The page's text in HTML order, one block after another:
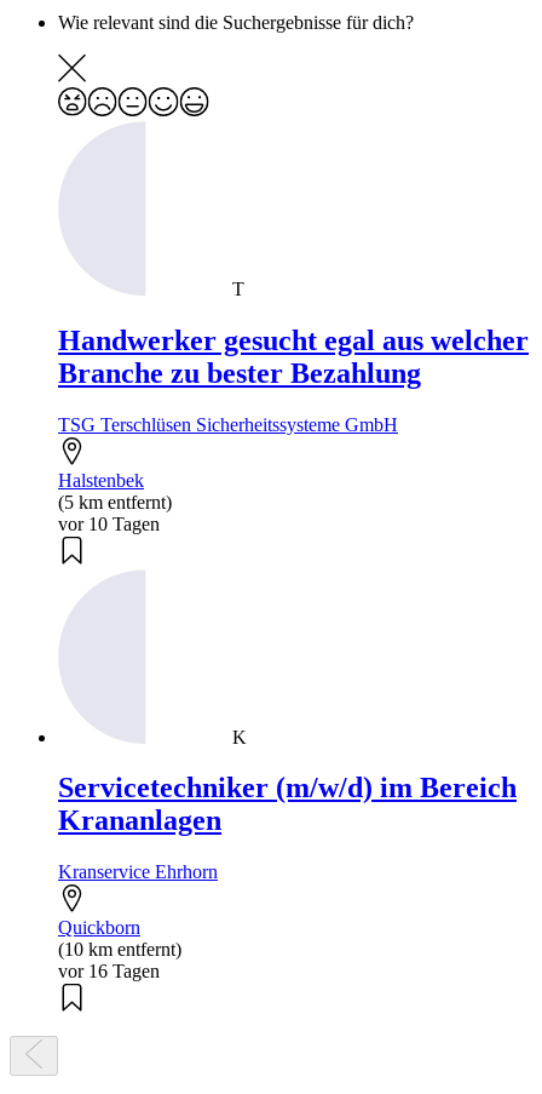
Wie relevant sind die Suchergebnisse für dich?
T
Handwerker gesucht egal aus welcher
Branche zu bester Bezahlung
TSG Terschlüsen Sicherheitssysteme GmbH
Halstenbek
(5 km entfernt)
vor 10 Tagen
K
Servicetechniker (m/w/d) im Bereich
Krananlagen
Kranservice Ehrhorn
Quickborn
(10 km entfernt)
vor 16 Tagen